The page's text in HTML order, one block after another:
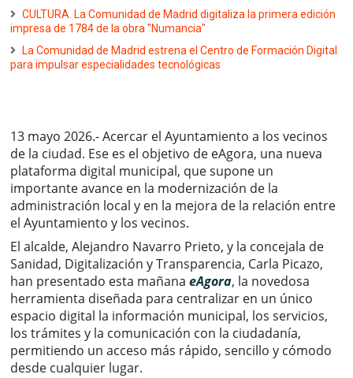
CULTURA. La Comunidad de Madrid digitaliza la primera edición
impresa de 1784 de la obra "Numancia"
La Comunidad de Madrid estrena el Centro de Formación Digital
para impulsar especialidades tecnológicas
13 mayo 2026.- Acercar el Ayuntamiento a los vecinos
de la ciudad. Ese es el objetivo de eAgora, una nueva
plataforma digital municipal, que supone un
importante avance en la modernización de la
administración local y en la mejora de la relación entre
el Ayuntamiento y los vecinos.
El alcalde, Alejandro Navarro Prieto, y la concejala de
Sanidad, Digitalización y Transparencia, Carla Picazo,
han presentado esta mañanaeAgora, la novedosa
herramienta diseñada para centralizar en un único
espacio digital la información municipal, los servicios,
los trámites y la comunicación con la ciudadanía,
permitiendo un acceso más rápido, sencillo y cómodo
desde cualquier lugar.